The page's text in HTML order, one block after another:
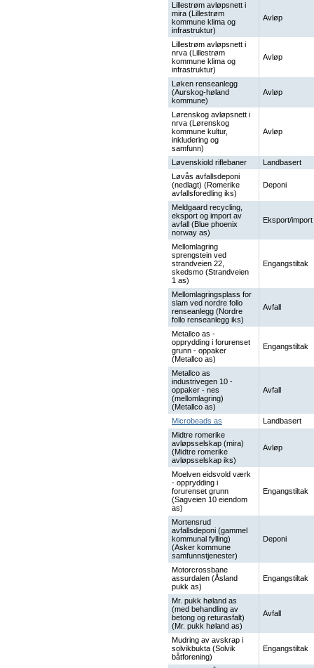
Lillestrøm avløpsnett i
mira (Lillestrøm
kommune klima og
infrastruktur)
Avløp
Lillestrøm avløpsnett i
nrva (Lillestrøm
kommune klima og
infrastruktur)
Avløp
Løken renseanlegg
(Aurskog-høland
kommune)
Avløp
Lørenskog avløpsnett i
nrva (Lørenskog
kommune kultur,
inkludering og
samfunn)
Avløp
Løvenskiold riflebaner
Landbasert
Løvås avfallsdeponi
(nedlagt) (Romerike
avfallsforedling iks)
Deponi
Meldgaard recycling,
eksport og import av
avfall (Blue phoenix
norway as)
Eksport/import
Mellomlagring
sprengstein ved
strandveien 22,
skedsmo (Strandveien
1 as)
Engangstiltak
Mellomlagringsplass for
slam ved nordre follo
renseanlegg (Nordre
follo renseanlegg iks)
Avfall
Metallco as -
opprydding i forurenset
grunn - oppaker
(Metallco as)
Engangstiltak
Metallco as
industrivegen 10 -
oppaker - nes
(mellomlagring)
(Metallco as)
Avfall
Microbeads as
Landbasert
Midtre romerike
avløpsselskap (mira)
(Midtre romerike
avløpsselskap iks)
Avløp
Moelven eidsvold værk
- opprydding i
forurenset grunn
(Sagveien 10 eiendom
as)
Engangstiltak
Mortensrud
avfallsdeponi (gammel
kommunal fylling)
(Asker kommune
samfunnstjenester)
Deponi
Motorcrossbane
assurdalen (Åsland
pukk as)
Engangstiltak
Mr. pukk høland as
(med behandling av
betong og returasfalt)
(Mr. pukk høland as)
Avfall
Mudring av avskrap i
solvikbukta (Solvik
båtforening)
Engangstiltak